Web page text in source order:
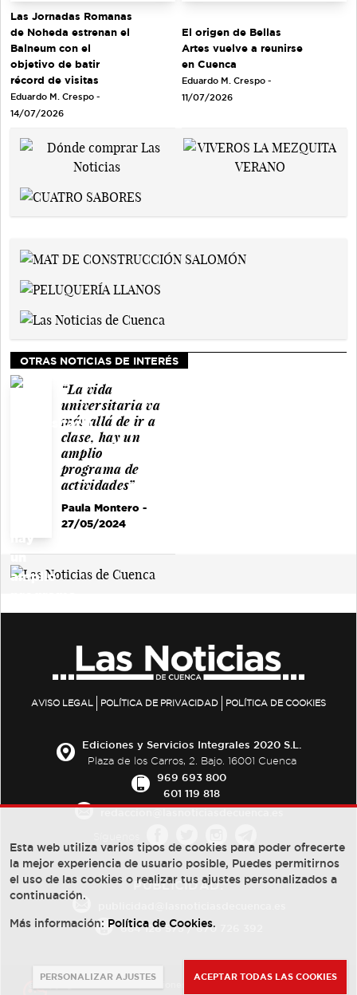
Las Jornadas Romanas
de Noheda estrenan el
Balneum con el
objetivo de batir
récord de visitas
Eduardo M. Crespo -
14/07/2026
El origen de Bellas
Artes vuelve a reunirse
en Cuenca
Eduardo M. Crespo -
11/07/2026
OTRAS NOTICIAS DE INTERÉS
“La vida
universitaria va
más allá de ir a
clase, hay un
amplio
programa de
actividades”
Paula Montero-
27/05/2024
AVISO LEGAL POLÍTICA DE PRIVACIDAD POLÍTICA DE COOKIES
Ediciones y Servicios Integrales 2020 S.L.
Plaza de los Carros, 2. Bajo. 16001 Cuenca
969 693 800
601 119 818
PUBLICIDAD:
684 126 573/670 726 392
Esta web utiliza varios tipos de cookies para poder ofrecerte
la mejor experiencia de usuario posible, Puedes permitirnos
el uso de las cookies o realizar tus ajustes personalizados a
continuación.
Más información: Política de Cookies.
PERSONALIZAR AJUSTES ACEPTAR TODAS LAS COOKIES